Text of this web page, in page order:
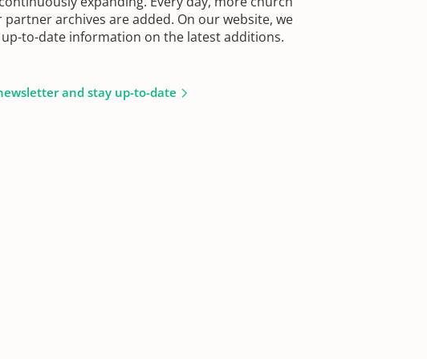
archives are added. On our website, we
to-date information on the latest additions.
and stay up-to-date